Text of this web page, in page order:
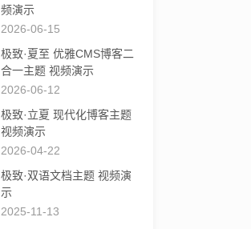
频演示
2026-06-15
极致·夏至 优雅CMS博客二
合一主题 视频演示
2026-06-12
极致·立夏 现代化博客主题
视频演示
2026-04-22
极致·双语文档主题 视频演
示
2025-11-13